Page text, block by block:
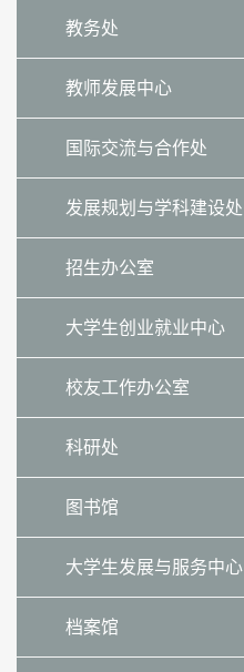
教务处
教师发展中心
国际交流与合作处
发展规划与学科建设处
招生办公室
大学生创业就业中心
校友工作办公室
科研处
图书馆
大学生发展与服务中心
档案馆